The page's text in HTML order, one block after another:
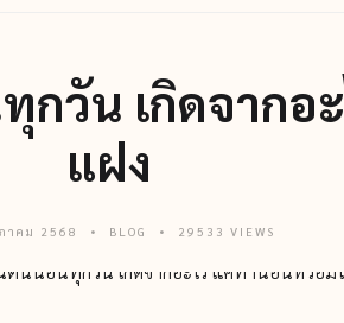
วัน เกิดจากอ
แฝง
าคม 2568 BLOG 29533 VIEWS